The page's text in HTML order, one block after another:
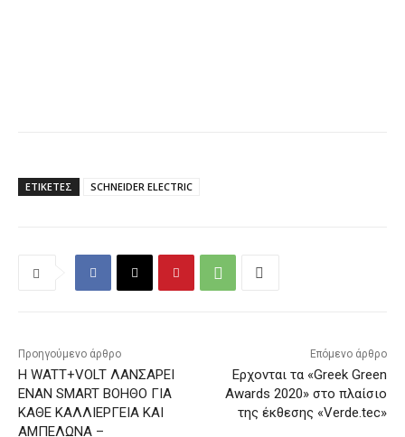
ΕΤΙΚΕΤΕΣ SCHNEIDER ELECTRIC
Προηγούμενο άρθρο
Η WATT+VOLT ΛΑΝΣΑΡΕΙ
ΕΝΑΝ SMART ΒΟΗΘΟ ΓΙΑ
ΚΑΘΕ ΚΑΛΛΙΕΡΓΕΙΑ ΚΑΙ
ΑΜΠΕΛΩΝΑ –
Επόμενο άρθρο
Ερχονται τα «Greek Green
Awards 2020» στο πλαίσιο
της έκθεσης «Verde.tec»